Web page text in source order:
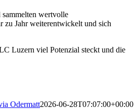
wertvolle
zu Jahr weiterentwickelt und sich
Luzern viel Potenzial steckt und die
Odermatt2026-06-28T07:07:00+00:00